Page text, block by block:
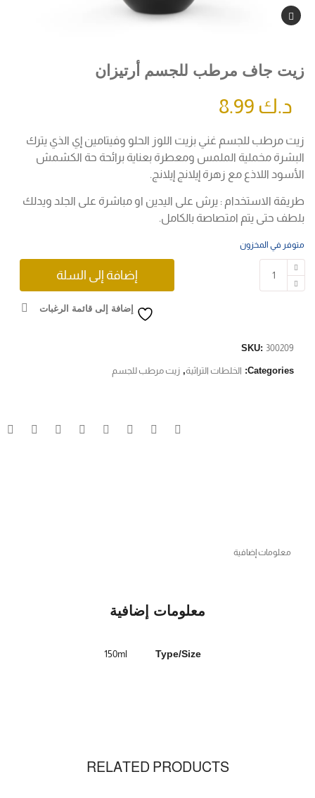
زيت جاف مرطب للجسم أرتيزان
د.ك
زيت مرطب للجسم غني بزيت اللوز الحلو وفيتامين إي الذي يترك
البشرة مخملية الملمس ومعطرة بعناية برائحة حة الكشمش
الأسود اللاذع مع زهرة إيلانج إيلانج.
طريقة الاستخدام : يرش على اليدين او مباشرة على الجلد ويدلك
بلطف حتى يتم امتصاصة بالكامل.
متوفر في المخزون
إضافة إلى السلة
إضافة إلى قائمة الرغبات
SKU: 300209
Categories: الخلطات التراثية, زيت مرطب للجسم
معلومات إضافية
معلومات إضافية
Type/Size
150ml
RELATED PRODUCTS